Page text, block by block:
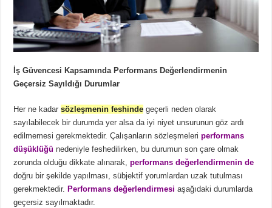
İş Güvencesi Kapsamında Performans Değerlendirmenin
Geçersiz Sayıldığı Durumlar
Her ne kadarsözleşmenin feshinde geçerli neden olarak
sayılabilecek bir durumda yer alsa da iyi niyet unsurunun göz ardı
edilmemesi gerekmektedir. Çalışanların sözleşmeleriperformans
düşüklüğü nedeniyle feshedilirken, bu durumun son çare olmak
zorunda olduğu dikkate alınarak,performans değerlendirmenin de
doğru bir şekilde yapılması, sübjektif yorumlardan uzak tutulması
gerekmektedir. Performans değerlendirmesi aşağıdaki durumlarda
geçersiz sayılmaktadır.